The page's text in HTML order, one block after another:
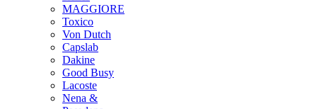
MAGGIORE
Toxico
Von Dutch
Capslab
Dakine
Good Busy
Lacoste
Nena &